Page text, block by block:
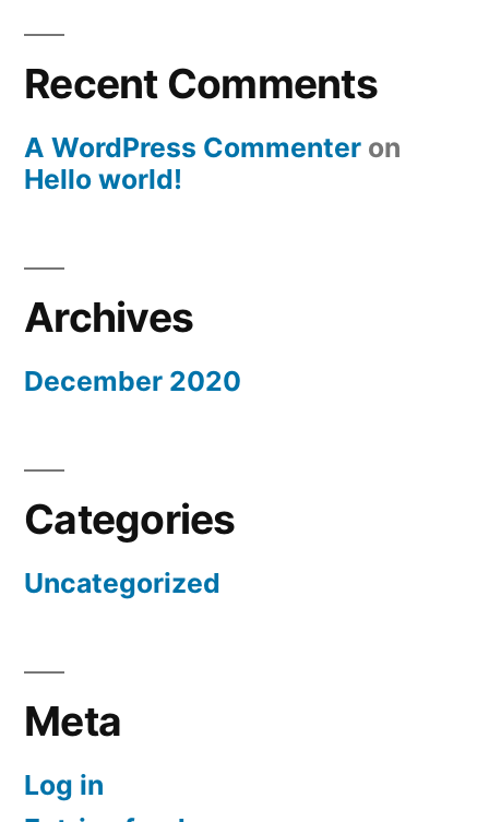
Recent Comments
A WordPress Commenter on
Hello world!
Archives
December 2020
Categories
Uncategorized
Meta
Log in